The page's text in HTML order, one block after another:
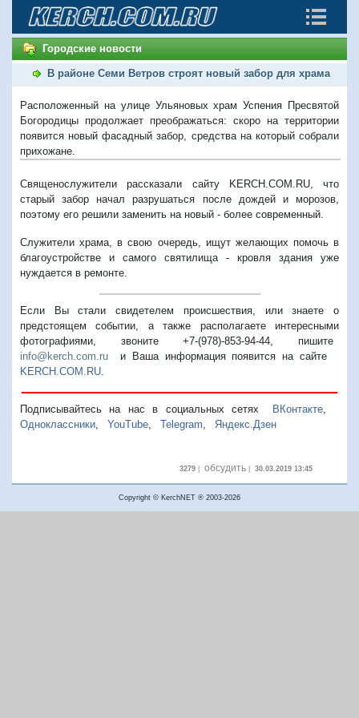
Городские новости
В районе Семи Ветров строят новый забор для храма
Расположенный на улице Ульяновых храм Успения Пресвятой
Богородицы продолжает преображаться: скоро на территории
появится новый фасадный забор, средства на который собрали
прихожане.
Священослужители рассказали сайту KERCH.COM.RU, что
старый забор начал разрушаться после дождей и морозов,
поэтому его решили заменить на новый - более современный.
Служители храма, в свою очередь, ищут желающих помочь в
благоустройстве и самого святилища - кровля здания уже
нуждается в ремонте.
Если Вы стали свидетелем происшествия, или знаете о
предстоящем событии, а также располагаете интересными
фотографиями, звоните +7-(978)-853-94-44, пишите
info@kerch.com.ru и Ваша информация появится на сайте
KERCH.COM.RU
Подписывайтесь на нас в социальных сетях ВКонтакте,
Одноклассники
YouTube Telegram Яндекс.Дзен
3279| обсудить| 30.03.2019 13:45
Copyright © KerchNET ® 2003-2026